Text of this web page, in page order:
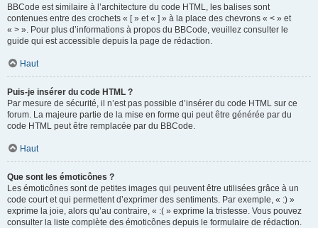
BBCode est similaire à l’architecture du code HTML, les balises sont
contenues entre des crochets « [ » et « ] » à la place des chevrons « < » et
« > ». Pour plus d’informations à propos du BBCode, veuillez consulter le
guide qui est accessible depuis la page de rédaction.
Haut
Puis-je insérer du code HTML ?
Par mesure de sécurité, il n’est pas possible d’insérer du code HTML sur ce
forum. La majeure partie de la mise en forme qui peut être générée par du
code HTML peut être remplacée par du BBCode.
Haut
Que sont les émoticônes ?
Les émoticônes sont de petites images qui peuvent être utilisées grâce à un
code court et qui permettent d’exprimer des sentiments. Par exemple, « :) »
exprime la joie, alors qu’au contraire, « :( » exprime la tristesse. Vous pouvez
consulter la liste complète des émoticônes depuis le formulaire de rédaction.